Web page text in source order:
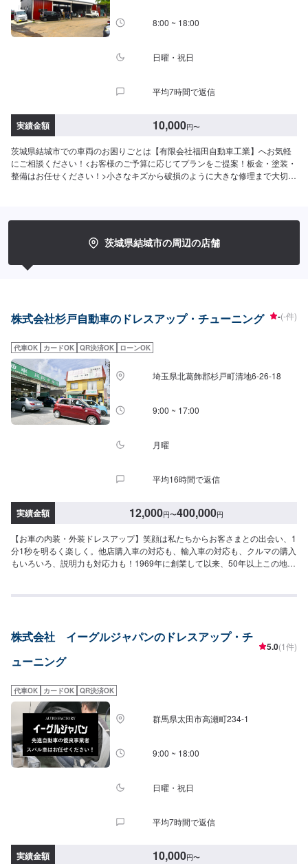
8:00 ~ 18:00
日曜・祝日
平均7時間で返信
実績金額 10,000円〜
茨城県結城市での車両のお困りごとは【有限会社福田自動車工業】へお気軽
にご相談ください！<お客様のご予算に応じてプランをご提案！板金・塗装・
整備はお任せください！>小さなキズから破損のように大きな修理まで大切な
だければ作業開始【4】仕上がり次第納車-----納期について-----納期は通常2日
～3日程度で納車となります。(要相談)納期は前後する場合がございます。予
業中は代車をご利用ください。※代車の燃料代はお客様にご負担いただいてお
い。受付はスタッフへ「メンテモで予約しました」とお伝えください。ご案
内いたします。【定休日・営業時間】定休日：日曜、祝日営業時間：
茨城県結城市の周辺の店舗
株式会社杉戸自動車のドレスアップ・チューニング -(-件)
代車OK カードOK QR決済OK ローンOK
埼玉県北葛飾郡杉戸町清地6-26-18
9:00 ~ 17:00
月曜
平均16時間で返信
実績金額 12,000円〜400,000円
【お車の内装・外装ドレスアップ】笑顔は私たちからお客さまとの出会い、1
分1秒を明るく楽しく。他店購入車の対応も、輸入車の対応も、クルマの購入
もいろいろ、説明力も対応力も！1969年に創業して以来、50年以上この地で
届けられるよう、新しいお店のオープンも進んでおります。
株式会社 イーグルジャパンのドレスアップ・チ
ューニング
5.0(1件)
代車OK カードOK QR決済OK
群馬県太田市高瀬町234-1
9:00 ~ 18:00
日曜・祝日
平均7時間で返信
実績金額 10,000円〜